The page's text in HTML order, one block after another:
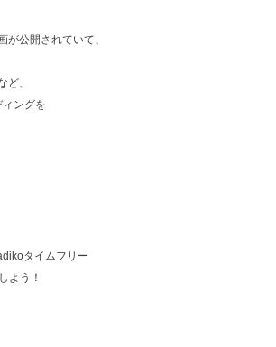
公開されていて、
ど、
ングを
タイムフリー
よう！